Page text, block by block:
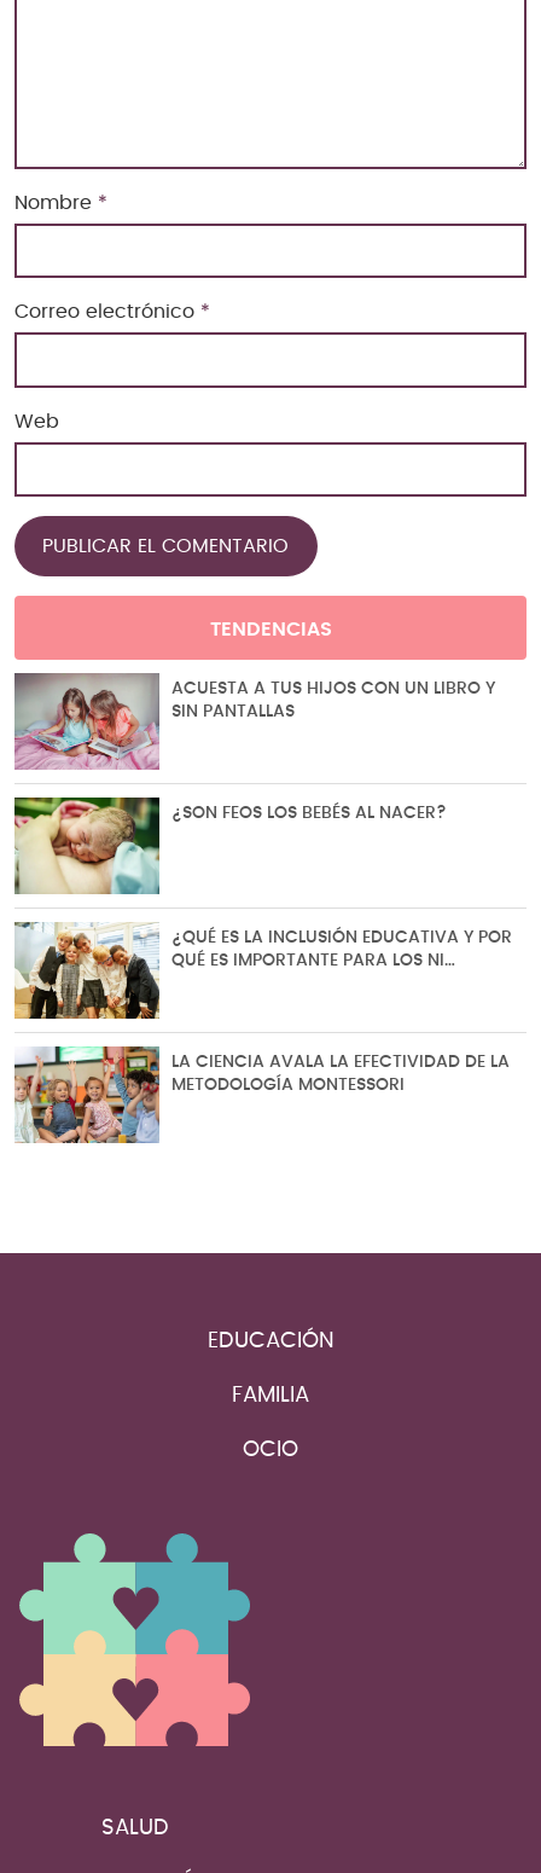
Nombre *
Correo electrónico *
Web
TENDENCIAS
ACUESTA A TUS HIJOS CON UN LIBRO Y
SIN PANTALLAS
¿SON FEOS LOS BEBÉS AL NACER?
¿QUÉ ES LA INCLUSIÓN EDUCATIVA Y POR
QUÉ ES IMPORTANTE PARA LOS NI…
LA CIENCIA AVALA LA EFECTIVIDAD DE LA
METODOLOGÍA MONTESSORI
EDUCACIÓN
FAMILIA
OCIO
SALUD